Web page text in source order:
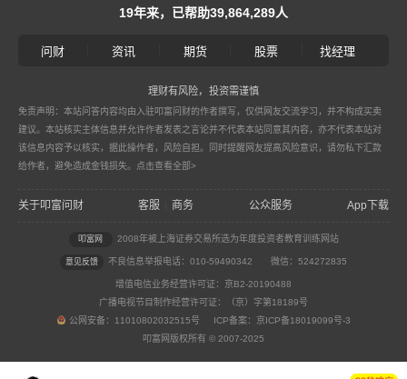
19年来，已帮助39,864,289人
问财 资讯 期货 股票 找经理
理财有风险，投资需谨慎
免责声明：本站问答内容均由入驻叩富问财的作者撰写，仅供网友交流学习，并不构成买卖
建议。本站核实主体信息并允许作者发表之言论并不代表本站同意其内容，亦不代表本站对
该信息内容予以核实，据此操作者，风险自担。同时提醒网友提高风险意识，请勿私下汇款
给作者，避免造成金钱损失。 点击查看全部>
关于叩富问财 客服 商务 公众服务 App下载
叩富网 2008年被上海证券交易所选为年度投资者教育训练网站
意见反馈 不良信息举报电话：010-59490342 微信：524272835
增值电信业务经营许可证：京B2-20190488
广播电视节目制作经营许可证：（京）字第18189号
公网安备：11010802032515号 ICP备案：京ICP备18019099号-3
叩富网版权所有 © 2007-2025